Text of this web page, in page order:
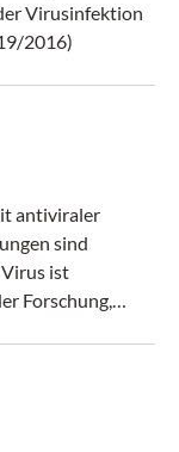
Virusinfektion
2016)
antiviraler
sind
ist
Forschung,